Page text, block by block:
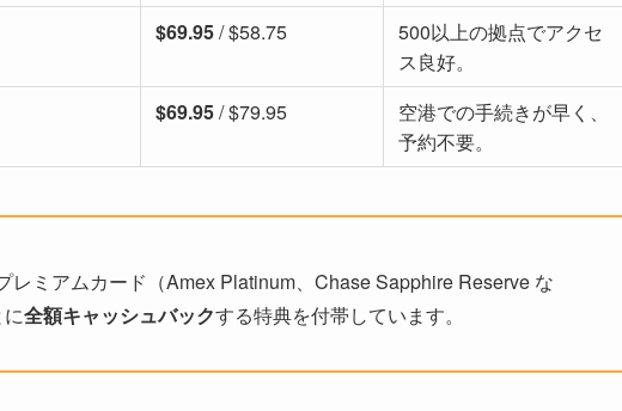
$69.95/ $58.75
500以上の拠点でアクセ
ス良好。
$69.95/ $79.95
空港での手続きが早く、
予約不要。
レミアムカード（Amex Platinum、Chase Sapphire Reserve な
全額キャッシュバックする特典を付帯しています。